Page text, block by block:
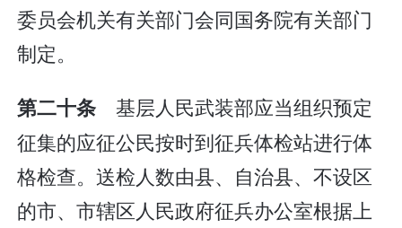
委员会机关有关部门会同国务院有关部门
制定。
第二十条 基层人民武装部应当组织预定
征集的应征公民按时到征兵体检站进行体
格检查。送检人数由县、自治县、不设区
的市、市辖区人民政府征兵办公室根据上